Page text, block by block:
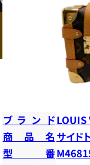
ブランドLOUIS
商品名 サイド
型番